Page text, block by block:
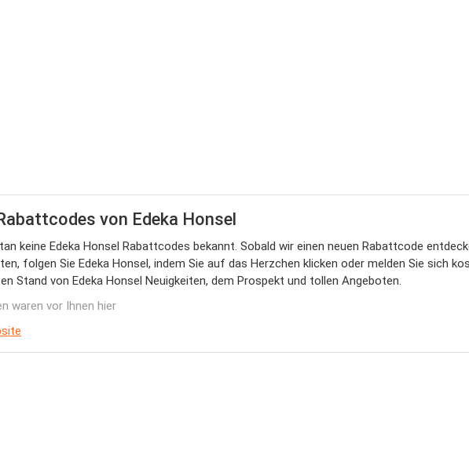
von Edeka Honsel
keine Edeka Honsel Rabattcodes bekannt. Sobald wir einen neuen Rabattcode
folgen Sie Edeka Honsel, indem Sie auf das Herzchen klicken oder melden Sie sich
Stand von Edeka Honsel Neuigkeiten, dem Prospekt und tollen Angeboten.
waren vor Ihnen hier